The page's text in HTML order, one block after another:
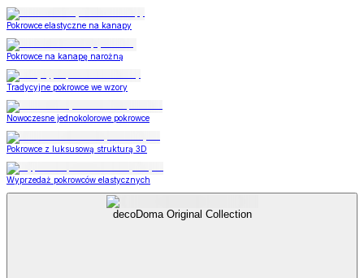
Pokrowce elastyczne na kanapy
Pokrowce na kanapę narożną
Tradycyjne pokrowce we wzory
Nowoczesne jednokolorowe pokrowce
Pokrowce z luksusową strukturą 3D
Wyprzedaż pokrowców elastycznych
decoDoma Original Collection